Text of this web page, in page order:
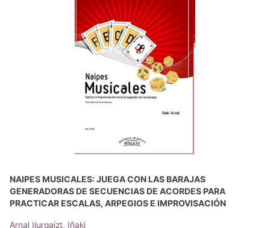
NAIPES MUSICALES: JUEGA CON LAS BARAJAS
GENERADORAS DE SECUENCIAS DE ACORDES PARA
PRACTICAR ESCALAS, ARPEGIOS E IMPROVISACIÓN
Arnal Ilurgaizt, Iñaki